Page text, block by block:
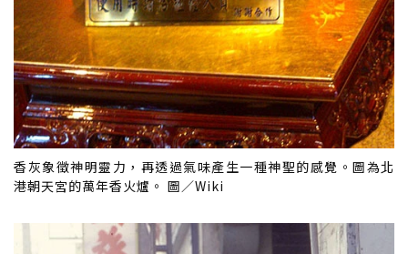
香灰象徵神明靈力，再透過氣味產生一種神聖的感覺。圖為北
港朝天宮的萬年香火爐。 圖／Wiki